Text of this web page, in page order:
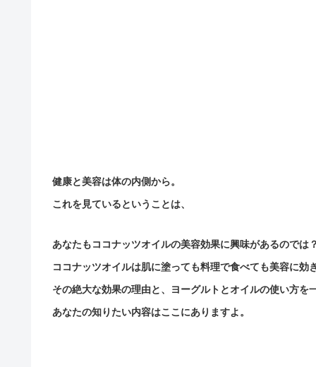
健康と美容は体の内側から。
これを見ているということは、
あなたもココナッツオイルの美容効果に興味があるのでは？
ココナッツオイルは肌に塗っても料理で食べても美容に効
その絶大な効果の理由と、ヨーグルトとオイルの使い方を
あなたの知りたい内容はここにありますよ。